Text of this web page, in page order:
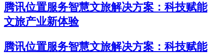
腾讯位置服务智慧文旅解决方案：科技赋能
文旅产业新体验
腾讯位置服务智慧文旅解决方案：科技赋能